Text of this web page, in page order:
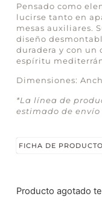
Pensado como
lucirse tanto en
mesas auxiliares.
diseño
duradera y con un
espíritu
Dimensiones:
*La línea de
estimado de envío
FICHA DE PRODUCTO
Producto agotado